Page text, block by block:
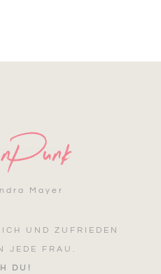
Mayer
UND ZUFRIEDEN
JEDE FRAU.
DU!